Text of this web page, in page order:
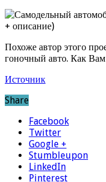
Похоже автор этого
гоночный авто. Как Вам
Источник
Share
Facebook
Twitter
Google +
Stumbleupon
LinkedIn
Pinterest